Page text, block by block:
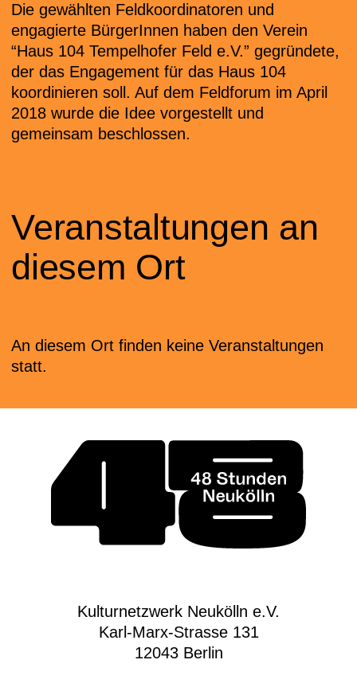
Die gewählten Feldkoordinatoren und
engagierte BürgerInnen haben den Verein
“Haus 104 Tempelhofer Feld e.V.” gegründete,
der das Engagement für das Haus 104
koordinieren soll. Auf dem Feldforum im April
2018 wurde die Idee vorgestellt und
gemeinsam beschlossen.
Veranstaltungen an
diesem Ort
An diesem Ort finden keine Veranstaltungen
statt.
Kulturnetzwerk Neukölln e.V.
Karl-Marx-Strasse 131
12043 Berlin